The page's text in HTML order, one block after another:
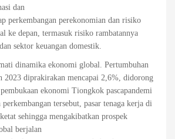
dan
perkembangan perekonomian dan risiko
ke depan, termasuk risiko rambatannya
sektor keuangan domestik.
dinamika ekonomi global. Pertumbuhan
2023 diprakirakan mencapai 2,6%, didorong
ekonomi Tiongkok pascapandemi
tersebut, pasar tenaga kerja di
sehingga mengakibatkan prospek
berjalan